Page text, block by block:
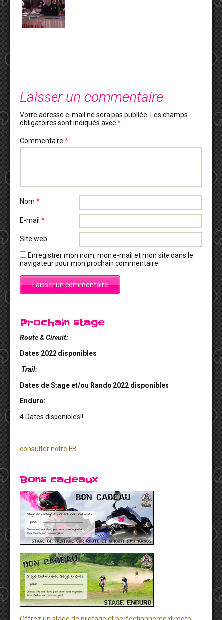
Laisser un commentaire
Votre adresse e-mail ne sera pas publiée. Les champs
obligatoires sont indiqués avec*
Commentaire *
Nom *
E-mail *
Site web
Enregistrer mon nom, mon e-mail et mon site dans le
navigateur pour mon prochain commentaire.
Prochain stage
Route & Circuit:
Dates 2022 disponibles
Trail:
Dates de Stage et/ou Rando 2022 disponibles
Enduro:
4 Dates disponibles!!
consulter notre FB
Bons cadeaux